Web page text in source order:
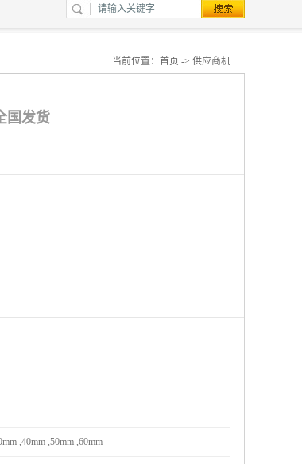
当前位置： 首页 -> 供应商机
国发货
,40mm ,50mm ,60mm